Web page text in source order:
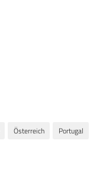
Österreich
Portugal